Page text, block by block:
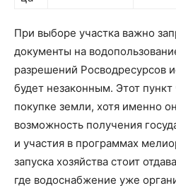
При выборе участка важно
документы на
разрешений Росводресурсов
будет незаконным. Этот
покупке земли, хотя именно
возможность получения
и участия в программах
запуска хозяйства стоит
где водоснабжение уже